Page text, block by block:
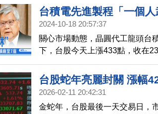
元；另外，毛利率將較上季增加
3季營收，將受益於智慧型手機
台積電先進製程「一個
2024-10-18 20:57:37
關心市場動態，晶圓代工龍頭台
下，台股今天上漲433點，收在
紀錄。台積電的先進製程腳步持
求超乎預期，規劃擴充至七座廠
「一個人的武林」時代。
台股蛇年亮麗封關 漲幅
2026-02-11 20:42:31
金蛇年，台股最後一天交易日，